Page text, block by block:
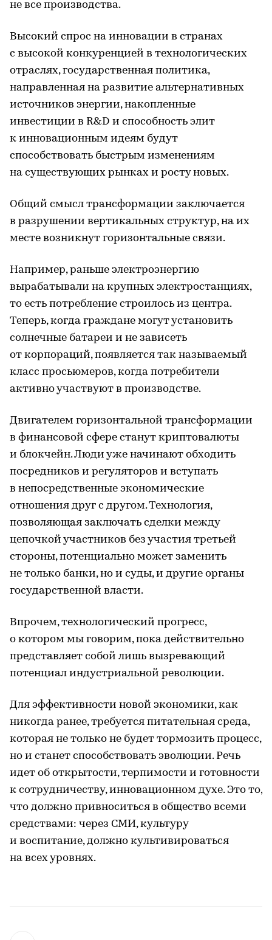
не все производства.
Высокий спрос на инновации в странах
с высокой конкуренцией в технологических
отраслях, государственная политика,
направленная на развитие альтернативных
источников энергии, накопленные
инвестиции в R&D и способность элит
к инновационным идеям будут
способствовать быстрым изменениям
на существующих рынках и росту новых.
Общий смысл трансформации заключается
в разрушении вертикальных структур, на их
месте возникнут горизонтальные связи.
Например, раньше электроэнергию
вырабатывали на крупных электростанциях,
то есть потребление строилось из центра.
Теперь, когда граждане могут установить
солнечные батареи и не зависеть
от корпораций, появляется так называемый
класс просьюмеров, когда потребители
активно участвуют в производстве.
Двигателем горизонтальной трансформации
в финансовой сфере станут криптовалюты
и блокчейн. Люди уже начинают обходить
посредников и регуляторов и вступать
в непосредственные экономические
отношения друг с другом. Технология,
позволяющая заключать сделки между
цепочкой участников без участия третьей
стороны, потенциально может заменить
не только банки, но и суды, и другие органы
государственной власти.
Впрочем, технологический прогресс,
о котором мы говорим, пока действительно
представляет собой лишь вызревающий
потенциал индустриальной революции.
Для эффективности новой экономики, как
никогда ранее, требуется питательная среда,
которая не только не будет тормозить процесс,
но и станет способствовать эволюции. Речь
идет об открытости, терпимости и готовности
к сотрудничеству, инновационном духе. Это то,
что должно привноситься в общество всеми
средствами: через СМИ, культуру
и воспитание, должно культивироваться
на всех уровнях.